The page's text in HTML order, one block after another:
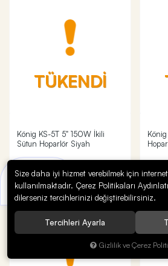
TÜKENDİ
König KS-5T 5" 150W İkili
Sütun Hoparlör Siyah
TÜKENDİ
Bir sorunuz mu var?
Uzmana Sor
Size daha iyi hizmet verebilmek için
kullanılmaktadır. Çerez Politikaları
dilerseniz tercihlerinizi değiştirebilirsiniz.
Tercihleri Ayarla
Gizlilik ve Çerez